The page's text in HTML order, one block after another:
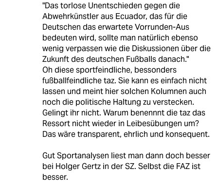
"Das torlose Unentschieden gegen die
Abwehrkünstler aus Ecuador, das für die
Deutschen das erwartete Vorrunden-Aus
bedeuten wird, sollte man natürlich ebenso
wenig verpassen wie die Diskussionen über die
Zukunft des deutschen Fußballs danach."
Oh diese sportfeindliche, bessonders
fußballfeindliche taz. Sie kann es einfach nicht
lassen und meint hier solchen Kolumnen auch
noch die politische Haltung zu verstecken.
Gelingt ihr nicht. Warum benennnt die taz das
Ressort nicht wieder in Leibesübungen um?
Das wäre transparent, ehrlich und konsequent.
Gut Sportanalysen liest man dann doch besser
bei Holger Gertz in der SZ. Selbst die FAZ ist
besser.